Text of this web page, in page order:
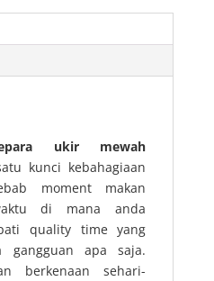
ukir mewah
kunci kebahagiaan
moment makan
di mana anda
quality time yang
gangguan apa saja.
berkenaan sehari-